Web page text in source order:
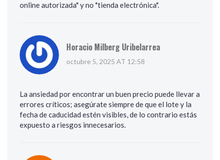
online autorizada" y no "tienda electrónica".
Horacio Milberg Uribelarrea
octubre 5, 2025 AT 12:58
La ansiedad por encontrar un buen precio puede llevar a
errores críticos; asegúrate siempre de que el lote y la
fecha de caducidad estén visibles, de lo contrario estás
expuesto a riesgos innecesarios.